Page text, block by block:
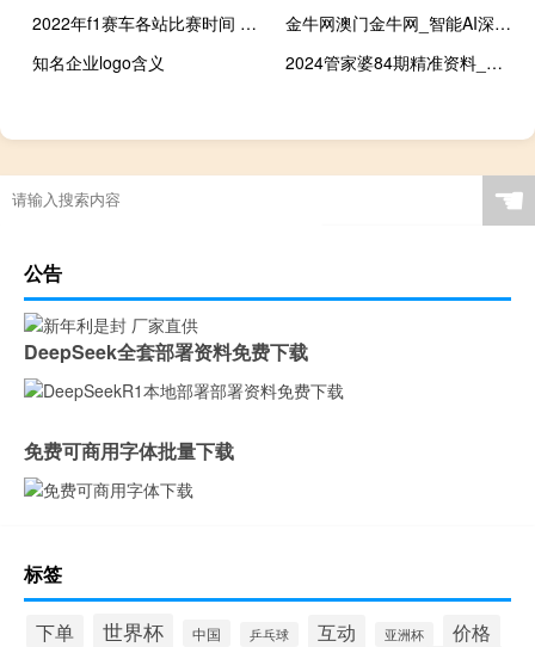
2022年f1赛车各站比赛时间 2022f1赛程最新时间表
金牛网澳门金牛网_智能AI深度解析_iPhone版v11.64.591
知名企业logo含义
2024管家婆84期精准资料_百度人工智能_安卓版636.64.1127
☚
公告
DeepSeek全套部署资料免费下载
免费可商用字体批量下载
标签
下单 世界杯 中国 乒乓球 互动 亚洲杯 价格